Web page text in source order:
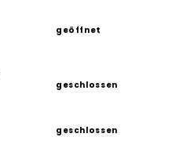
geöffnet
geschlossen
geschlossen